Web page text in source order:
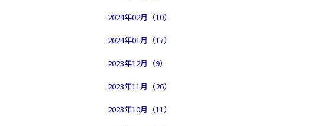
2024年02月（10）
2024年01月（17）
2023年12月（9）
2023年11月（26）
2023年10月（11）